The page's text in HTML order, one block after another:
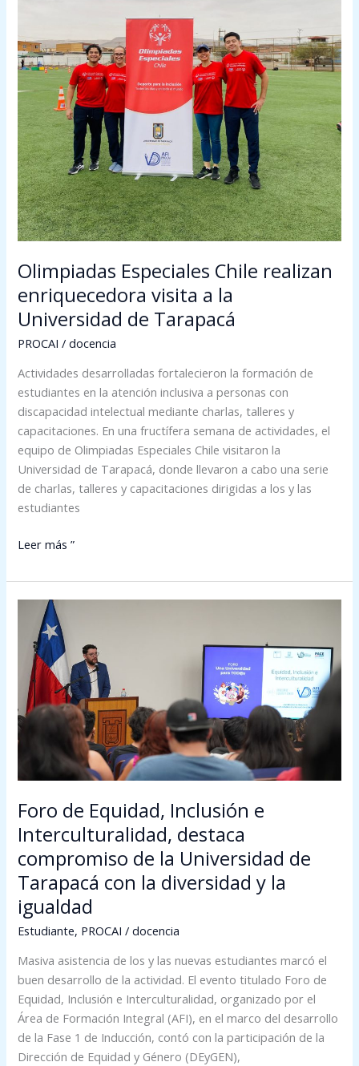
Olimpiadas Especiales Chile realizan
enriquecedora visita a la
Universidad de Tarapacá
PROCAI /docencia
Actividades desarrolladas fortalecieron la formación de
estudiantes en la atención inclusiva a personas con
discapacidad intelectual mediante charlas, talleres y
capacitaciones. En una fructífera semana de actividades, el
equipo de Olimpiadas Especiales Chile visitaron la
Universidad de Tarapacá, donde llevaron a cabo una serie
de charlas, talleres y capacitaciones dirigidas a los y las
estudiantes
enriquecedora
visita
a
la
Universidad
de
Tarapacá
Leer más ”
Foro de Equidad, Inclusión e
Interculturalidad, destaca
compromiso de la Universidad de
Tarapacá con la diversidad y la
igualdad
Estudiante, PROCAI /docencia
Masiva asistencia de los y las nuevas estudiantes marcó el
buen desarrollo de la actividad. El evento titulado Foro de
Equidad, Inclusión e Interculturalidad, organizado por el
Área de Formación Integral (AFI), en el marco del desarrollo
de la Fase 1 de Inducción, contó con la participación de la
Dirección de Equidad y Género (DEyGEN),
Equidad,
Inclusión
Interculturalidad,
destaca
compromiso
la
Universidad
de
Tarapacá
con
la
diversidad
y
la
igualdad